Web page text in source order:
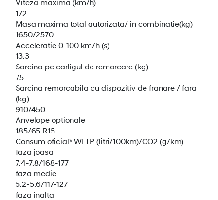
Viteza maxima (km/h)
172
Masa maxima total autorizata/ in combinatie(kg)
1650/2570
Acceleratie 0-100 km/h (s)
13.3
Sarcina pe carligul de remorcare (kg)
75
Sarcina remorcabila cu dispozitiv de franare / fara
(kg)
910/450
Anvelope optionale
185/65 R15
Consum oficial* WLTP (litri/100km)/CO2 (g/km)
faza joasa
7.4-7.8/168-177
faza medie
5.2-5.6/117-127
faza inalta